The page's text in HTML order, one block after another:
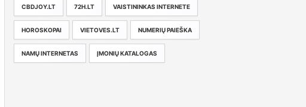
CBDJOY.LT 72H.LT VAISTININKAS INTERNETE
HOROSKOPAI VIETOVES.LT NUMERIŲ PAIEŠKA
NAMŲ INTERNETAS ĮMONIŲ KATALOGAS